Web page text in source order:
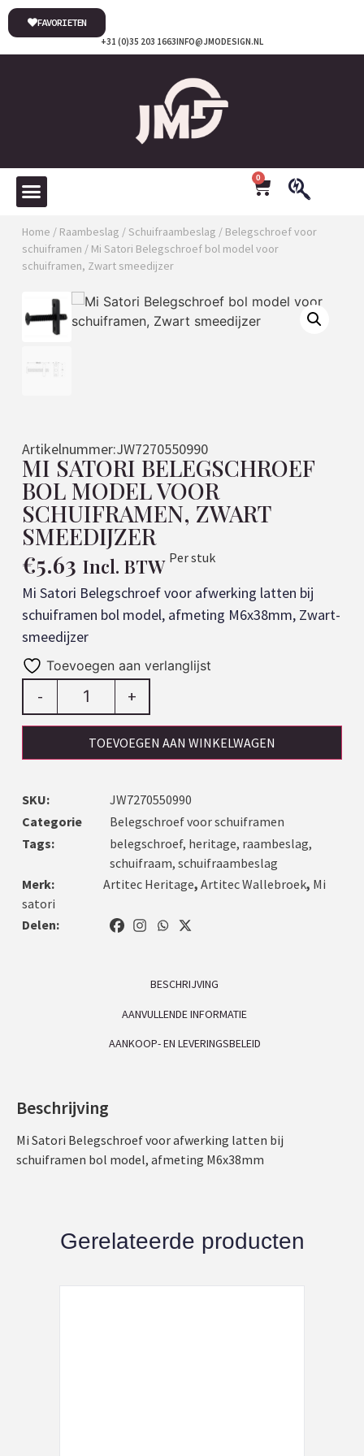
INFO@JMODESIGN.NL
+31 (0)35 203 1663
FAVORIETEN
0
Home / Raambeslag /Schuifraambeslag / Belegschroef voor
schuiframen / Mi Satori Belegschroef bol model voor
schuiframen, Zwart smeedijzer
Artikelnummer:JW7270550990
MI SATORI BELEGSCHROEF
BOL MODEL VOOR
SCHUIFRAMEN, ZWART
SMEEDIJZER
€5.63 Incl. BTW Per stuk
Mi Satori Belegschroef voor afwerking latten bij
schuiframen bol model, afmeting M6x38mm, Zwart-
smeedijzer
Toevoegen aan verlanglijst
- +
TOEVOEGEN AAN WINKELWAGEN
SKU:
JW7270550990
Categorie
Belegschroef voor schuiframen
Tags:
belegschroef, heritage, raambeslag,
schuifraam, schuifraambeslag
Merk:
Artitec Heritage, Artitec Wallebroek, Mi
satori
Delen:
BESCHRIJVING
AANVULLENDE INFORMATIE
AANKOOP- EN LEVERINGSBELEID
Beschrijving
Mi Satori Belegschroef voor afwerking latten bij
schuiframen bol model, afmeting M6x38mm
Gerelateerde producten